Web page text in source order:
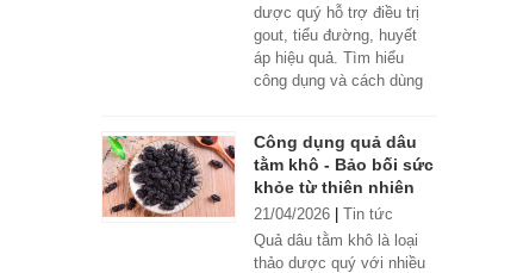
dược quý hỗ trợ điều trị
gout, tiểu đường, huyết
áp hiệu quả. Tìm hiểu
công dụng và cách dùng
Công dụng quả dâu
tằm khô - Bảo bối sức
khỏe từ thiên nhiên
21/04/2026
Tin tức
Quả dâu tằm khô là loại
thảo dược quý với nhiều